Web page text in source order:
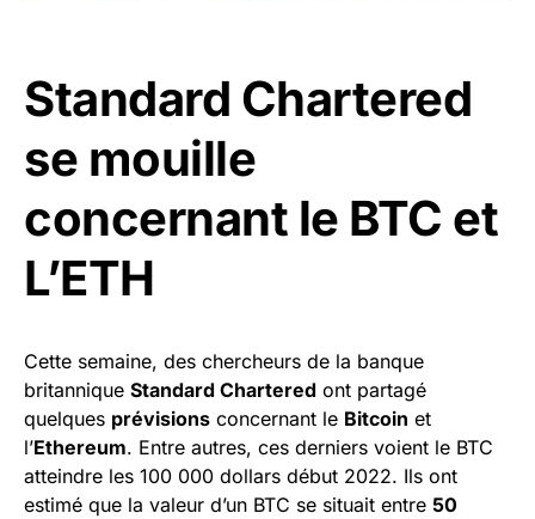
Standard Chartered
se mouille
concernant le BTC et
L’ETH
Cette semaine, des chercheurs de la banque
britannique Standard Chartered ont partagé
quelques prévisions concernant le Bitcoin et
l’Ethereum. Entre autres, ces derniers voient le BTC
atteindre les 100 000 dollars début 2022. Ils ont
estimé que la valeur d’un BTC se situait entre 50